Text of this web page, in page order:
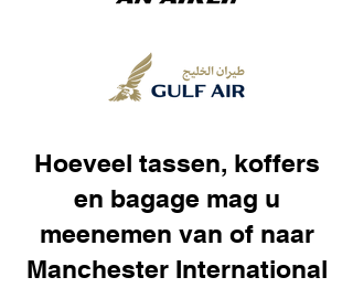
Hoeveel tassen, koffers
en bagage mag u
meenemen van of naar
Manchester International